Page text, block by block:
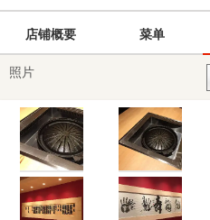
店铺概要 菜单
照片